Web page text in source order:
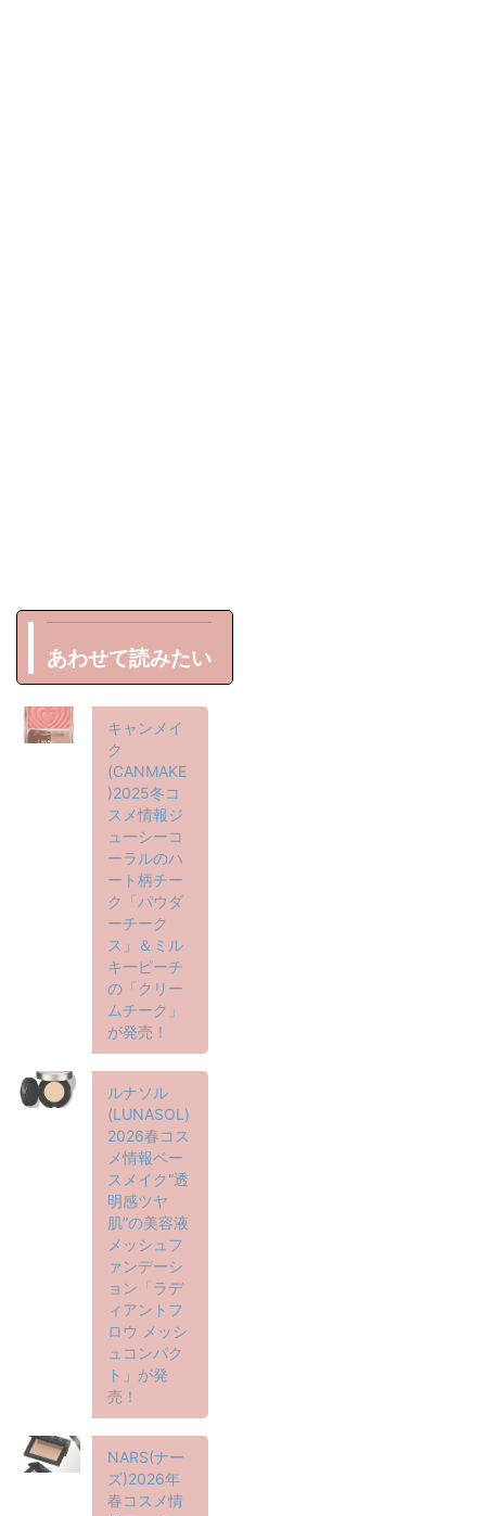
あわせて読みたい
キャンメイ
ク
(CANMAKE
)2025冬コ
スメ情報ジ
ューシーコ
ーラルのハ
ート柄チー
ク「パウダ
ーチーク
ス」＆ミル
キーピーチ
の「クリー
ムチーク」
が発売！
ルナソル
(LUNASOL)
2026春コス
メ情報ベー
スメイク“透
明感ツヤ
肌”の美容液
メッシュフ
ァンデーシ
ョン「ラデ
ィアントフ
ロウ メッシ
ュコンパク
ト」が発
売！
NARS(ナー
ズ)2026年
春コスメ情